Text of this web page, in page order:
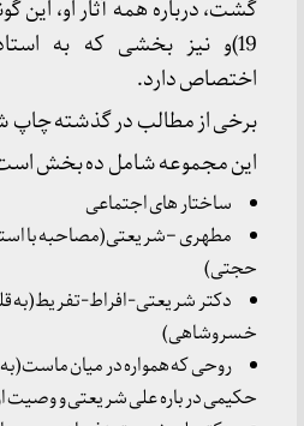
گشت، درباره همه آثار او،
19)و نیز بخشی که به
اختصاص دارد.
برخی از مطالب در گذشته چاپ
این مجموعه شامل ده بخش است
ساختار های اجتماعی
مطهری –شریعتی(مصاحبه با
حجتی)
دکتر شریعتی-افراط-تفریط(به
خسروشاهی)
روحی که همواره در میان
حکیمی در باره علی شریعتی و وصیت